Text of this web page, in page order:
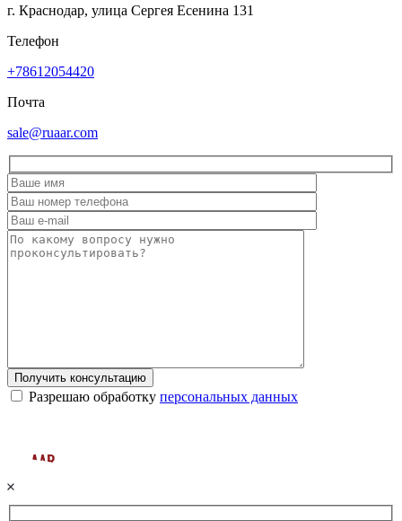
г. Краснодар, улица Сергея Есенина 131
Телефон
+78612054420
Почта
sale@ruaar.com
Получить консультацию
Разрешаю обработку персональных данных